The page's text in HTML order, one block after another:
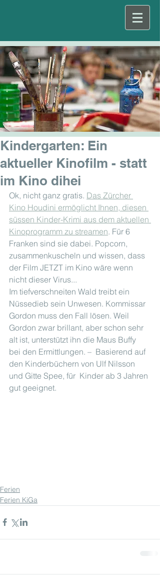
Kindergarten: Ein
aktueller Kinofilm - statt
im Kino dihei
Ok, nicht ganz gratis. Das Zürcher
Kino Houdini ermöglicht Ihnen, diesen
süssen Kinder-Krimi aus dem aktuellen
Kinoprogramm zu streamen. Für 6
Franken sind sie dabei. Popcorn,
zusammenkuscheln und wissen, dass
der Film JETZT im Kino wäre wenn
nicht dieser Virus...
Im tiefverschneiten Wald treibt ein
Nüssedieb sein Unwesen. Kommissar
Gordon muss den Fall lösen. Weil
Gordon zwar brillant, aber schon sehr
alt ist, unterstützt ihn die Maus Buffy
bei den Ermittlungen. –  Basierend auf
den Kinderbüchern von Ulf Nilsson
und Gitte Spee, für  Kinder ab 3 Jahren
gut geeignet.
Ferien
Ferien KiGa